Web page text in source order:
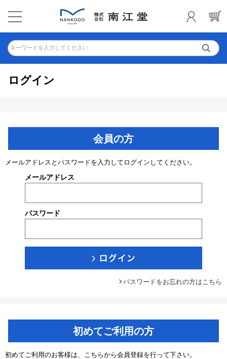
キーワードを入力してください
ログイン
会員の方
メールアドレスとパスワードを入力してログインしてください。
メールアドレス
パスワード
パスワードをお忘れの方はこちら
初めてご利用の方
初めてご利用のお客様は、こちらから会員登録を行って下さい。